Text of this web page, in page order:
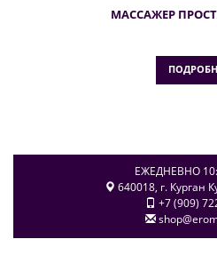
МАССАЖЕР
ЕЖЕДНЕВНО
640018, г. Курган
+7 (909)